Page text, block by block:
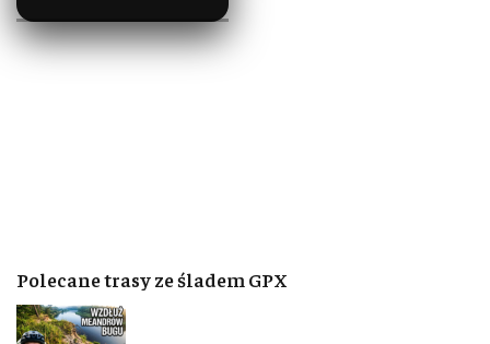
Polecane trasy ze śladem GPX